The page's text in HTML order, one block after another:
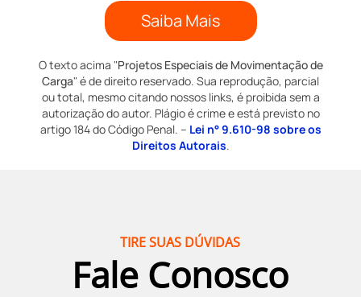
Saiba Mais
O texto acima "Projetos Especiais de Movimentação de
Carga" é de direito reservado. Sua reprodução, parcial
ou total, mesmo citando nossos links, é proibida sem a
autorização do autor. Plágio é crime e está previsto no
artigo 184 do Código Penal. – Lei n° 9.610-98 sobre os
Direitos Autorais.
TIRE SUAS DÚVIDAS
Fale Conosco